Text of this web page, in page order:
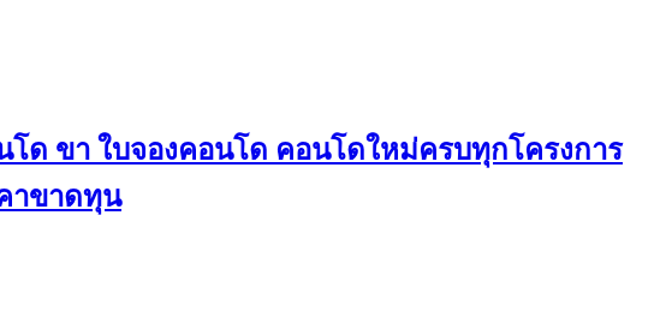
ด ขา ใบจองคอนโด คอนโดใหม่ครบทุกโครงการ
าขาดทุน